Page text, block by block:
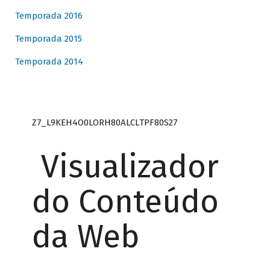
Temporada 2016
Temporada 2015
Temporada 2014
Z7_L9KEH4O0LORH80ALCLTPF80S27
Visualizador
do Conteúdo
da Web